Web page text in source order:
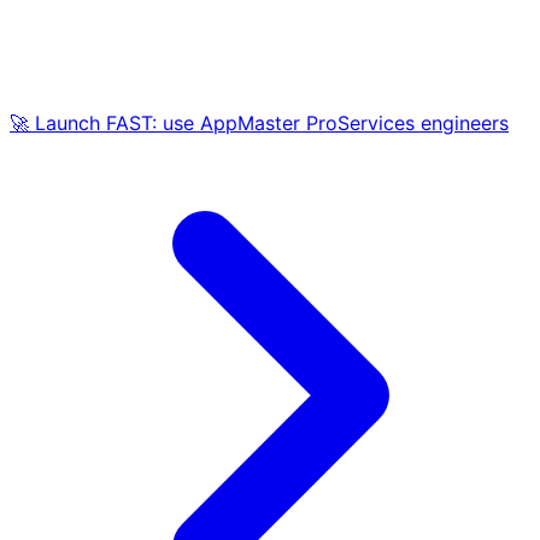
🚀 Launch FAST: use AppMaster ProServices engineers